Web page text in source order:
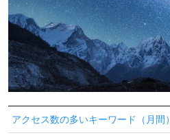
アクセス数の多いキーワード（月間）